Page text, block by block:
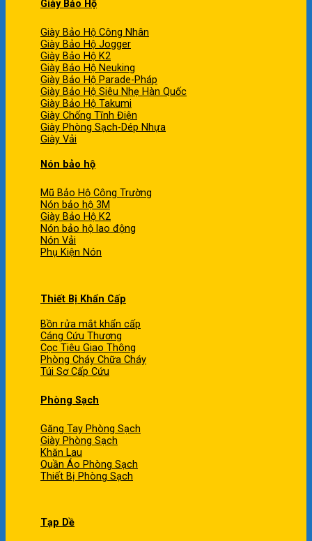
Giày Bảo Hộ
Giày Bảo Hộ Công Nhân
Giày Bảo Hộ Jogger
Giày Bảo Hộ K2
Giày Bảo Hộ Neuking
Giày Bảo Hộ Parade-Pháp
Giày Bảo Hộ Siêu Nhẹ Hàn Quốc
Giày Bảo Hộ Takumi
Giày Chống Tĩnh Điện
Giày Phòng Sạch-Dép Nhựa
Giày Vải
Nón bảo hộ
Mũ Bảo Hộ Công Trường
Nón bảo hộ 3M
Giày Bảo Hộ K2
Nón bảo hộ lao động
Nón Vải
Phụ Kiện Nón
Thiết Bị Khẩn Cấp
Bồn rửa mắt khẩn cấp
Cáng Cứu Thương
Cọc Tiêu Giao Thông
Phòng Cháy Chữa Cháy
Túi Sơ Cấp Cứu
Phòng Sạch
Găng Tay Phòng Sạch
Giày Phòng Sạch
Khăn Lau
Quần Áo Phòng Sạch
Thiết Bị Phòng Sạch
Tạp Dề